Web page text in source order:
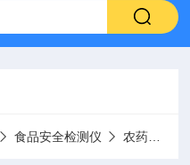
食品安全检测仪 农药残留检测仪